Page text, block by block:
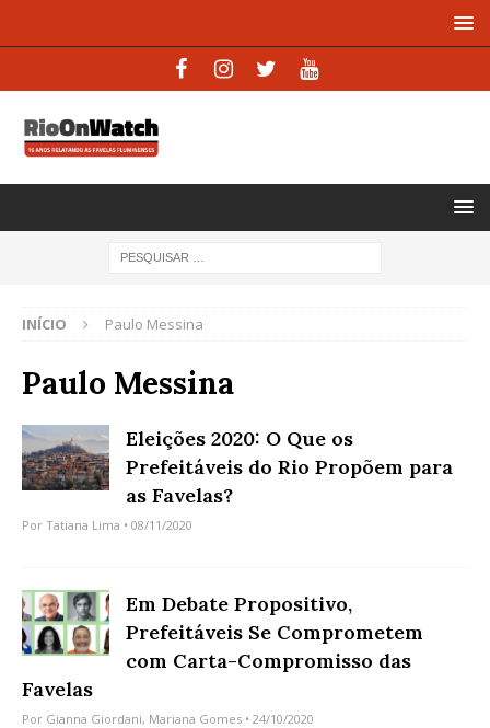
INÍCIO Paulo Messina
Paulo Messina
Eleições 2020: O Que os
Prefeitáveis do Rio Propõem para
as Favelas?
Por Tatiana Lima • 08/11/2020
Em Debate Propositivo,
Prefeitáveis Se Comprometem
com Carta-Compromisso das
Favelas
Por Gianna Giordani, Mariana Gomes • 24/10/2020